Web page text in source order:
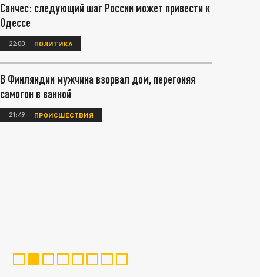
Санчес: следующий шаг России может привести к
Одессе
22:00 ПОЛИТИКА
В Финляндии мужчина взорвал дом, перегоняя
самогон в ванной
21:49 ПРОИСШЕСТВИЯ